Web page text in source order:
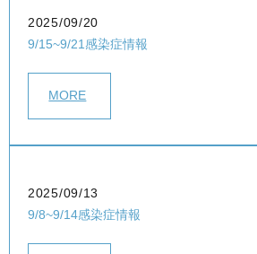
2025/09/20
9/15~9/21感染症情報
MORE
2025/09/13
9/8~9/14感染症情報